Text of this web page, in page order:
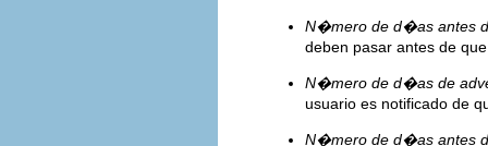
N�mero de d�as antes
deben pasar antes de
N�mero de d�as de
usuario es notificado de
N�mero de d�as antes